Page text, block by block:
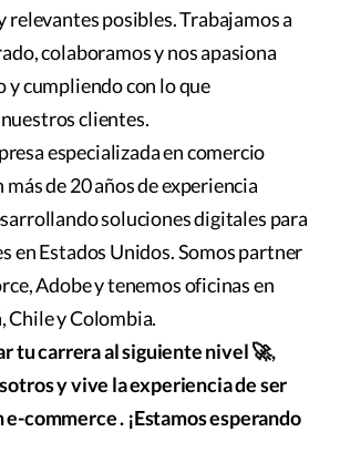
relevantes posibles. Trabajamos a
colaboramos y nos apasiona
y cumpliendo con lo que
clientes.
especializada en comercio
de 20 años de experiencia
soluciones digitales para
en Estados Unidos. Somos partner
Adobe y tenemos oficinas en
Chile y Colombia.
tu carrera al siguiente nivel 🚀,
y vive la experiencia de ser
e-commerce . ¡Estamos esperando